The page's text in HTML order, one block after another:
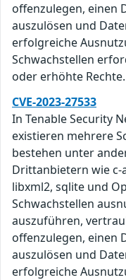
offenzulegen, einen
auszulösen und
erfolgreiche
Schwachstellen
oder erhöhte Rechte.
CVE-2023-27533
In Tenable Security
existieren mehrere
bestehen unter
Drittanbietern wie c-
libxml2, sqlite und
Schwachstellen
auszuführen,
offenzulegen, einen
auszulösen und
erfolgreiche